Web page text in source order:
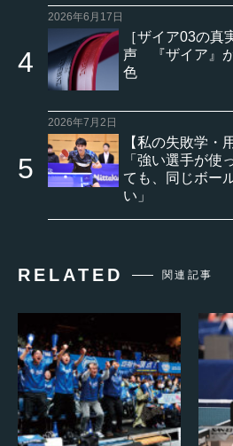
2026年6月17日
［ザイア03の真
声 『ザイア』
色
2026年7月2日
【私の失敗学・
「強い選手が使
ても、同じボー
い」
RELATED 関連記事